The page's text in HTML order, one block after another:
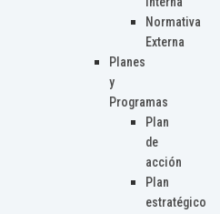
Normativa
Externa
Planes
y
Programas
Plan
de
acción
Plan
estratégico